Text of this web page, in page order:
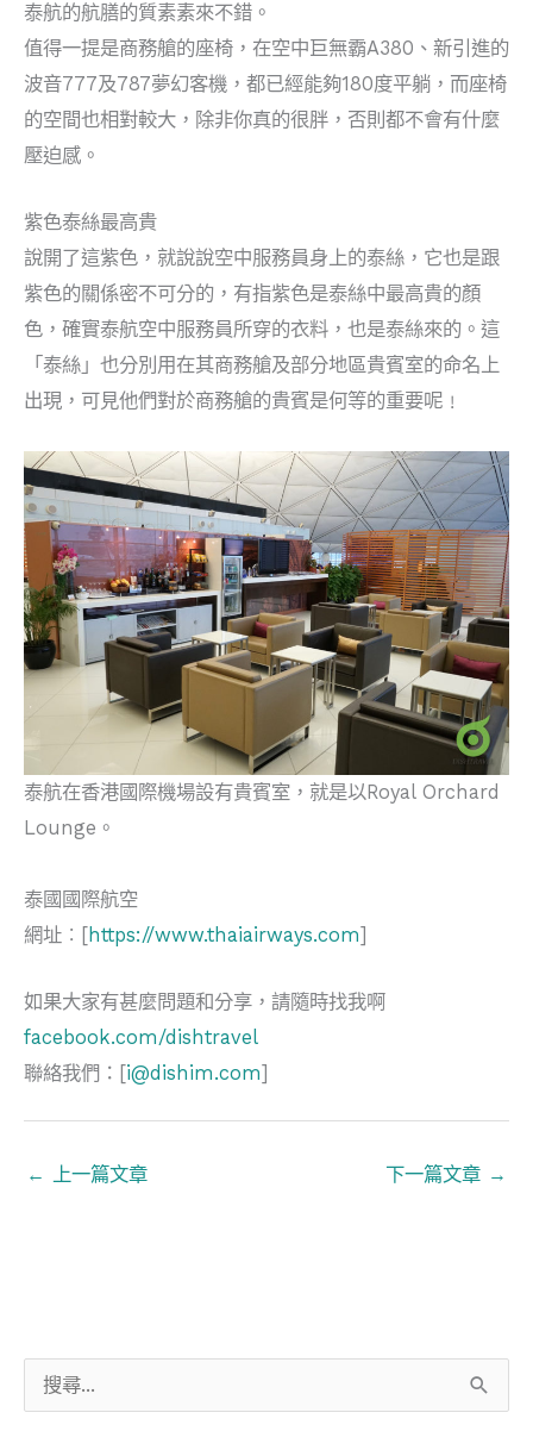
泰航的航膳的質素素來不錯。
值得一提是商務艙的座椅，在空中巨無霸A380、新引進的
波音777及787夢幻客機，都已經能夠180度平躺，而座椅
的空間也相對較大，除非你真的很胖，否則都不會有什麼
壓迫感。
紫色泰絲最高貴
說開了這紫色，就說說空中服務員身上的泰絲，它也是跟
紫色的關係密不可分的，有指紫色是泰絲中最高貴的顏
色，確實泰航空中服務員所穿的衣料，也是泰絲來的。這
「泰絲」也分別用在其商務艙及部分地區貴賓室的命名上
出現，可見他們對於商務艙的貴賓是何等的重要呢﹗
泰航在香港國際機場設有貴賓室，就是以Royal Orchard
Lounge。
泰國國際航空
網址︰[https://www.thaiairways.com]
如果大家有甚麼問題和分享，請隨時找我啊
facebook.com/dishtravel
聯絡我們：[i@dishim.com]
← 上一篇文章 下一篇文章 →